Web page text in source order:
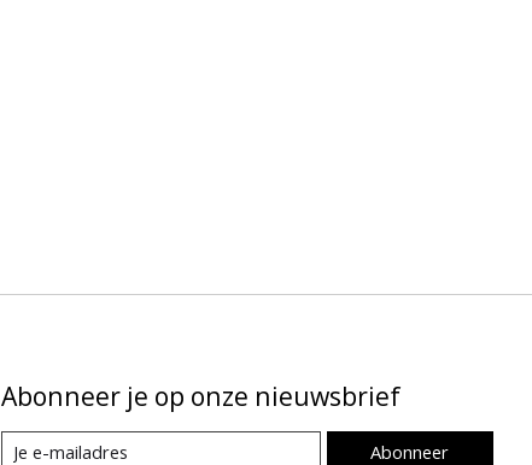
Abonneer je op onze nieuwsbrief
Abonneer